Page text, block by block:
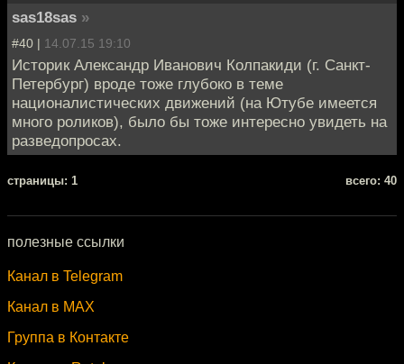
sas18sas »
#40 | 14.07.15 19:10
Историк Александр Иванович Колпакиди (г. Санкт-
Петербург) вроде тоже глубоко в теме
националистических движений (на Ютубе имеется
много роликов), было бы тоже интересно увидеть на
разведопросах.
cтраницы: 1 всего: 40
полезные ссылки
Канал в Telegram
Канал в MAX
Группа в Контакте